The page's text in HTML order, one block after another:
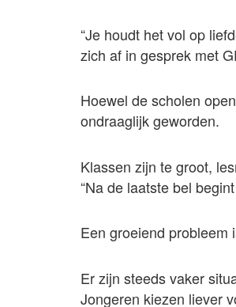
“Je houdt het vol op
zich af in gesprek met
Hoewel de scholen
ondraaglijk geworden.
Klassen zijn te groot,
“Na de laatste bel
Een groeiend probleem
Er zijn steeds vaker
Jongeren kiezen liever